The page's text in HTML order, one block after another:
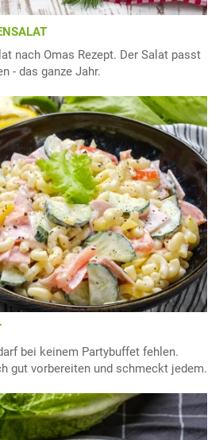
nach Omas Rezept. Der Salat passt
- das ganze Jahr.
bei keinem Partybuffet fehlen.
gut vorbereiten und schmeckt jedem.